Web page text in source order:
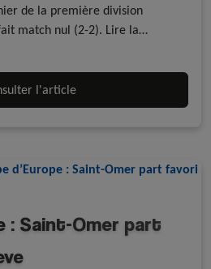
de la première division
match nul (2-2). Lire la…
l'article
: Saint-Omer part